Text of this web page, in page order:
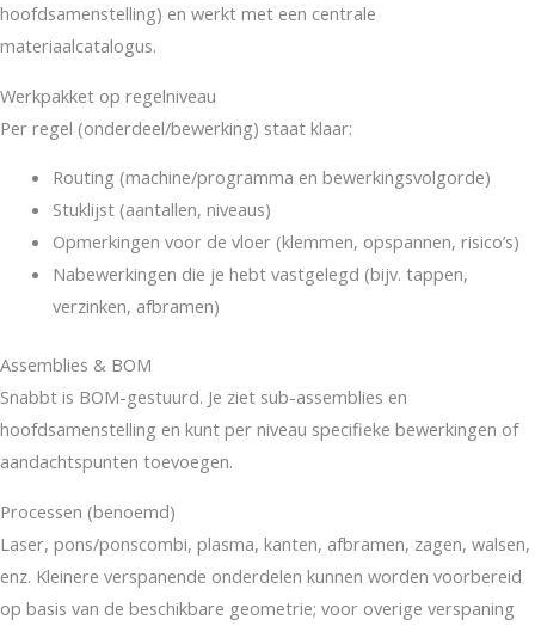
hoofdsamenstelling) en werkt met een centrale
materiaalcatalogus.
Werkpakket op regelniveau
Per regel (onderdeel/bewerking) staat klaar:
Routing (machine/programma en bewerkingsvolgorde)
Stuklijst (aantallen, niveaus)
Opmerkingen voor de vloer (klemmen, opspannen, risico’s)
Nabewerkingen die je hebt vastgelegd (bijv. tappen,
verzinken, afbramen)
Assemblies & BOM
Snabbt is BOM-gestuurd. Je ziet sub-assemblies en
hoofdsamenstelling en kunt per niveau specifieke bewerkingen of
aandachtspunten toevoegen.
Processen (benoemd)
Laser, pons/ponscombi, plasma, kanten, afbramen, zagen, walsen,
enz. Kleinere verspanende onderdelen kunnen worden voorbereid
op basis van de beschikbare geometrie; voor overige verspaning